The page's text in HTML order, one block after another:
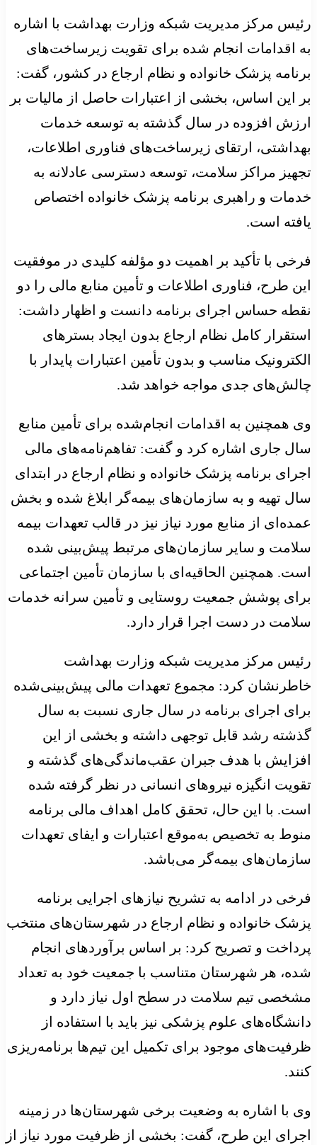
رئیس مرکز مدیریت شبکه وزارت بهداشت با اشاره
به اقدامات انجام شده برای تقویت زیرساخت‌های
برنامه پزشک خانواده و نظام ارجاع در کشور، گفت:
بر این اساس، بخشی از اعتبارات حاصل از مالیات بر
ارزش افزوده در سال گذشته به توسعه خدمات
بهداشتی، ارتقای زیرساخت‌های فناوری اطلاعات،
تجهیز مراکز سلامت، توسعه دسترسی عادلانه به
خدمات و راهبری برنامه پزشک خانواده اختصاص
یافته است.
فرخی با تأکید بر اهمیت دو مؤلفه کلیدی در موفقیت
این طرح، فناوری اطلاعات و تأمین منابع مالی را دو
نقطه حساس اجرای برنامه دانست و اظهار داشت:
استقرار کامل نظام ارجاع بدون ایجاد بسترهای
الکترونیک مناسب و بدون تأمین اعتبارات پایدار با
چالش‌های جدی مواجه خواهد شد.
وی همچنین به اقدامات انجام‌شده برای تأمین منابع
سال جاری اشاره کرد و گفت: تفاهم‌نامه‌های مالی
اجرای برنامه پزشک خانواده و نظام ارجاع در ابتدای
سال تهیه و به سازمان‌های بیمه‌گر ابلاغ شده و بخش
عمده‌ای از منابع مورد نیاز نیز در قالب تعهدات بیمه
سلامت و سایر سازمان‌های مرتبط پیش‌بینی شده
است. همچنین الحاقیه‌ای با سازمان تأمین اجتماعی
برای پوشش جمعیت روستایی و تأمین سرانه خدمات
سلامت در دست اجرا قرار دارد.
رئیس مرکز مدیریت شبکه وزارت بهداشت
خاطرنشان کرد: مجموع تعهدات مالی پیش‌بینی‌شده
برای اجرای برنامه در سال جاری نسبت به سال
گذشته رشد قابل توجهی داشته و بخشی از این
افزایش با هدف جبران عقب‌ماندگی‌های گذشته و
تقویت انگیزه نیروهای انسانی در نظر گرفته شده
است. با این حال، تحقق کامل اهداف مالی برنامه
منوط به تخصیص به‌موقع اعتبارات و ایفای تعهدات
سازمان‌های بیمه‌گر می‌باشد.
فرخی در ادامه به تشریح نیازهای اجرایی برنامه
پزشک خانواده و نظام ارجاع در شهرستان‌های منتخب
پرداخت و تصریح کرد: بر اساس برآوردهای انجام
شده، هر شهرستان متناسب با جمعیت خود به تعداد
مشخصی تیم سلامت در سطح اول نیاز دارد و
دانشگاه‌های علوم پزشکی نیز باید با استفاده از
ظرفیت‌های موجود برای تکمیل این تیم‌ها برنامه‌ریزی
کنند.
وی با اشاره به وضعیت برخی شهرستان‌ها در زمینه
اجرای این طرح، گفت: بخشی از ظرفیت مورد نیاز از